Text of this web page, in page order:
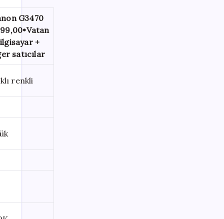
G3470
•Vatan
+
satıcılar
renkli